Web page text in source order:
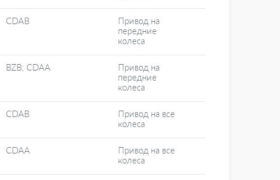
CDAB
Привод на
передние
колеса
BZB; CDAA
Привод на
передние
колеса
CDAB
Привод на все
колеса
CDAA
Привод на все
колеса